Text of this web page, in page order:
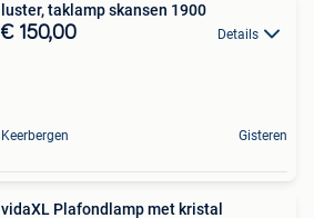
luster, taklamp skansen 1900
€ 150,00 Details
Keerbergen Gisteren
vidaXL Plafondlamp met kristal